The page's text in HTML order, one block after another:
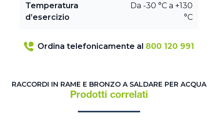
Temperatura
d’esercizio
Da -30 °C a +130
°C
Ordina telefonicamente al 800 120 991
RACCORDI IN RAME E BRONZO A SALDARE PER ACQUA
Prodotti correlati